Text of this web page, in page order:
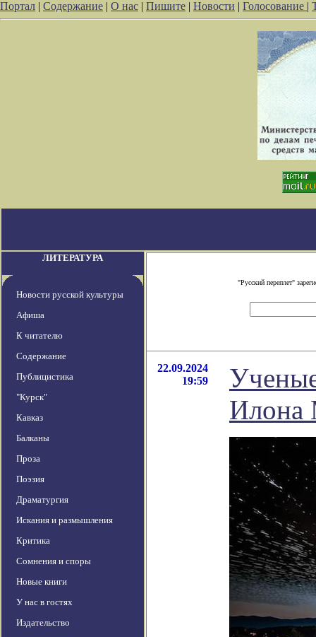
Портал | Содержание | О нас | Пишите | Новости | Голосование |
ЛИТЕРАТУРА
Новости русской культуры
Афиша
К читателю
Содержание
Публицистика
"Курск"
Кавказ
Балканы
Проза
Поэзия
Драматургия
Искания и размышления
Критика
Сомнения и споры
Новые книги
У нас в гостях
Издательство
"Русский переплет"
22.09.2024
19:59
Илона